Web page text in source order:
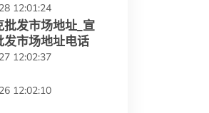
12:01:24
批发市场地址_宣
发市场地址电话
12:02:37
12:02:10